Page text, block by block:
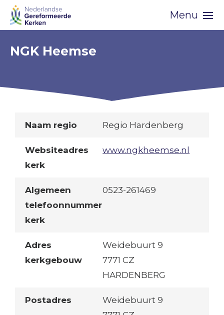
Skip
navigation
Menu
NGK Heemse
Naam regio Regio Hardenberg
Websiteadres
kerk
www.ngkheemse.nl
Algemeen
telefoonnummer
kerk
0523-261469
Adres
kerkgebouw
Weidebuurt 9
7771 CZ
HARDENBERG
Postadres
Weidebuurt 9